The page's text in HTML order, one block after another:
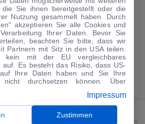
/mtl.
Guter Preis4
·Finanzierungs-Details
Rate anpassen
5,8 l/100 km · CO₂-Emissionen komb. 132 g/km
es sich für Neufahrzeuge und junge Gebrauchte um den
die Sie ihnen bereitgestellt oder die
Nutzung gesammelt haben. Durch
akzeptieren Sie alle Cookies und
Ihrer Daten. Bevor Sie
beachten Sie bitte, dass wir
Partnern mit Sitz in den USA teilen.
kein mit der EU vergleichbares
auf. Es besteht das Risiko, dass US-
Ihre Daten haben und Sie Ihre
nicht durchsetzen können. Über
auch später jederzeit im Bereich
Weitere Informationen finden
.
Impressum
Zustimmen